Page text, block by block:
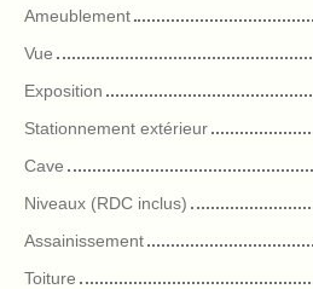
Ameublement
Vue
Exposition
Stationnement extérieur
Cave
Niveaux (RDC inclus)
Assainissement
Toiture